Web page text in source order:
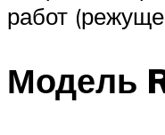
работ
Модель